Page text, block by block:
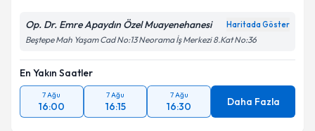
Op. Dr. Emre Apaydın Özel Muayenehanesi Haritada Göster
Beştepe Mah Yaşam Cad No:13 Neorama İş Merkezi 8.Kat No:36
En Yakın Saatler
7 Ağu
16:00
7 Ağu
16:15
7 Ağu
16:30 Daha Fazla